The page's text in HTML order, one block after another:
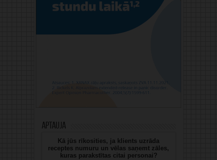
Aptauja
Kā jūs rīkosities, ja klients uzrāda
receptes numuru un vēlas saņemt zāles,
kuras parakstītas citai personai?